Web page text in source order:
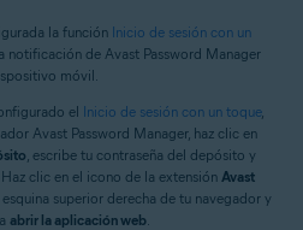
la función Inicio de sesión con un
notificación de Avast Password Manager
móvil.
el Inicio de sesión con un toque,
Avast Password Manager, haz clic en
, escribe tu contraseña del depósito y
Haz clic en el icono de la extensión Avast
esquina superior derecha de tu navegador y
abrir la aplicación web.